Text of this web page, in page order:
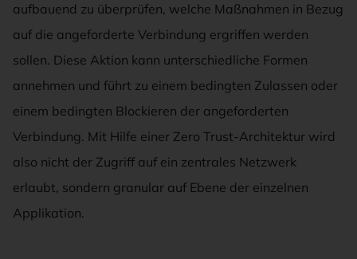
aufbauend zu überprüfen, welche Maßnahmen in Bezug
auf die angeforderte Verbindung ergriffen werden
sollen. Diese Aktion kann unterschiedliche Formen
annehmen und führt zu einem bedingten Zulassen oder
einem bedingten Blockieren der angeforderten
Verbindung. Mit Hilfe einer Zero Trust-Architektur wird
also nicht der Zugriff auf ein zentrales Netzwerk
erlaubt, sondern granular auf Ebene der einzelnen
Applikation.